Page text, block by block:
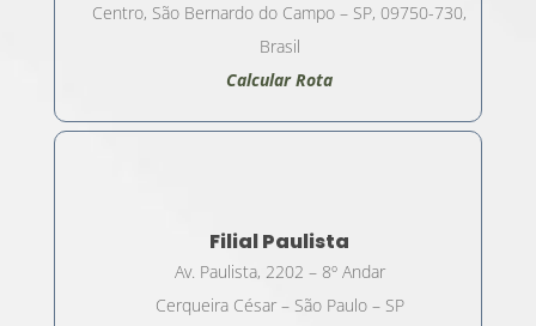
Centro, São Bernardo do Campo – SP, 09750-730,
Brasil
Calcular Rota
Filial Paulista
Av. Paulista, 2202 – 8º Andar
Cerqueira César – São Paulo – SP